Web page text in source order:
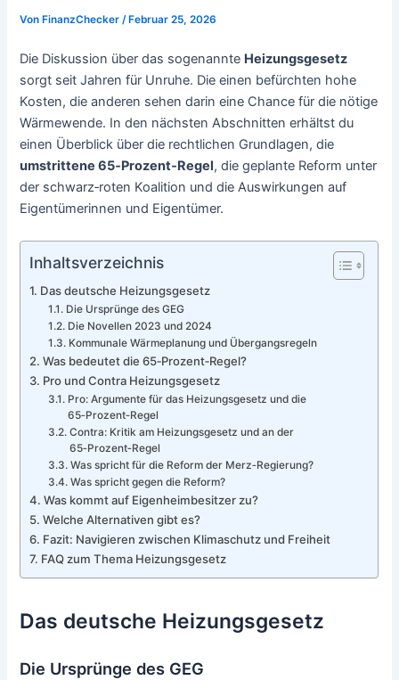
VonFinanzChecker/Februar 25, 2026
Die Diskussion über das sogenannte Heizungsgesetz
sorgt seit Jahren für Unruhe. Die einen befürchten hohe
Kosten, die anderen sehen darin eine Chance für die nötige
Wärmewende. In den nächsten Abschnitten erhältst du
einen Überblick über die rechtlichen Grundlagen, die
umstrittene 65‑Prozent‑Regel, die geplante Reform unter
der schwarz‑roten Koalition und die Auswirkungen auf
Eigentümerinnen und Eigentümer.
Inhaltsverzeichnis
Das deutsche Heizungsgesetz
Die Ursprünge des GEG
Die Novellen 2023 und 2024
Kommunale Wärmeplanung und Übergangsregeln
Was bedeutet die 65‑Prozent‑Regel?
Pro und Contra Heizungsgesetz
Pro: Argumente für das Heizungsgesetz und die
65‑Prozent‑Regel
Contra: Kritik am Heizungsgesetz und an der
65‑Prozent‑Regel
Was spricht für die Reform der Merz‑Regierung?
Was spricht gegen die Reform?
Was kommt auf Eigenheimbesitzer zu?
Welche Alternativen gibt es?
Fazit: Navigieren zwischen Klimaschutz und Freiheit
FAQ zum Thema Heizungsgesetz
Das deutsche Heizungsgesetz
Die Ursprünge des GEG